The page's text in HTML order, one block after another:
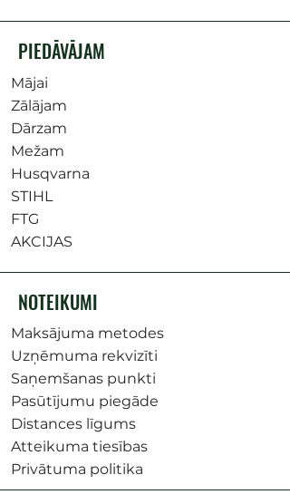
PIEDĀVĀJAM
Mājai
Zālājam
Dārzam
Mežam
Husqvarna
STIHL
FTG
AKCIJAS
NOTEIKUMI
Maksājuma metodes
Uzņēmuma rekvizīti
Saņemšanas punkti
Pasūtījumu piegāde
Distances līgums
Atteikuma tiesības
Privātuma politika